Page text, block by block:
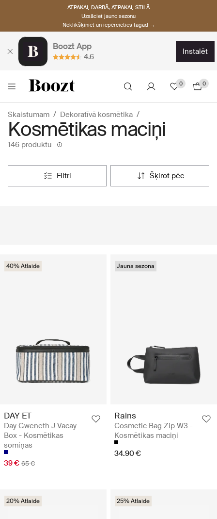
ATPAKAĻ DARBĀ, ATPAKAĻ STILĀ
Uzsāciet jauno sezonu
Noklikšķiniet un iepērcieties tagad →
Boozt App
4.6
instalēt
0 0
Skaistumam Dekoratīvā kosmētika
Kosmētikas maciņi
146 produktu
filtri šķirot pēc
40% Atlaide
DAY ET
Day Gweneth J Vacay
Box - Kosmētikas
somiņas
39 € 65 €
Jauna sezona
Rains
Cosmetic Bag Zip W3 -
Kosmētikas maciņi
34.90 €
20% Atlaide 25% Atlaide